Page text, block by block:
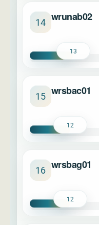
14 wrunab02
13
15 wrsbac01
12
16 wrsbag01
12